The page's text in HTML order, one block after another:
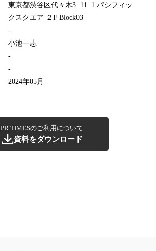
東京都渋谷区代々木3−11−1 パシフィッ
クスクエア ２F Block03
-
小池一志
-
-
2024年05月
PR TIMESのご利用について
資料をダウンロード